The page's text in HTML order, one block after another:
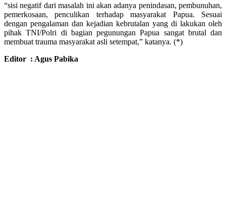
“sisi negatif dari masalah ini akan adanya penindasan, pembunuhan,
pemerkosaan, penculikan terhadap masyarakat Papua. Sesuai
dengan pengalaman dan kejadian kebrutalan yang di lakukan oleh
pihak TNI/Polri di bagian pegunungan Papua sangat brutal dan
membuat trauma masyarakat asli setempat,” katanya. (*)
Editor : Agus Pabika